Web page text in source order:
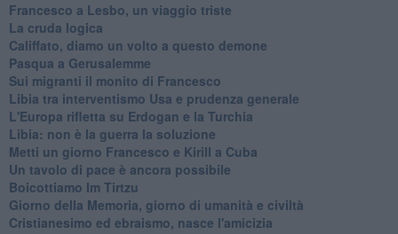
Francesco a Lesbo, un viaggio triste
La cruda logica
Califfato, diamo un volto a questo demone
Pasqua a Gerusalemme
Sui migranti il monito di Francesco
Libia tra interventismo Usa e prudenza generale
L'Europa rifletta su Erdogan e la Turchia
Libia: non è la guerra la soluzione
Metti un giorno Francesco e Kirill a Cuba
Un tavolo di pace è ancora possibile
Boicottiamo Im Tirtzu
Giorno della Memoria, giorno di umanità e civiltà
Cristianesimo ed ebraismo, nasce l'amicizia